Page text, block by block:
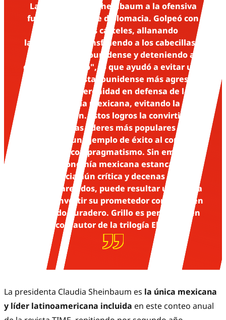
La respuesta de Sheinbaum a la ofensiva
fue una lección de diplomacia. Golpeó con
dureza a los cárteles, allanando
laboratorios, transfiriendo a los cabecillas a
custodia estadounidense y deteniendo al
capo "El Mencho", lo que ayudó a evitar una
intervención estadounidense más agresiva.
Habló con serenidad en defensa de la
soberanía mexicana, evitando la
confrontación. Estos logros la convirtieron
en una de las líderes más populares de la
región y en un ejemplo de éxito al combinar
populismo con pragmatismo. Sin embargo,
con la economía mexicana estancada, la
delincuencia aún crítica y decenas de miles
de desaparecidos, puede resultar una tarea
ardua convertir su prometedor comienzo en
un legado duradero. Grillo es periodista en
México y autor de la trilogía El Narco”.
La presidenta Claudia Sheinbaum es la única mexicana
y líder latinoamericana incluida en este conteo anual